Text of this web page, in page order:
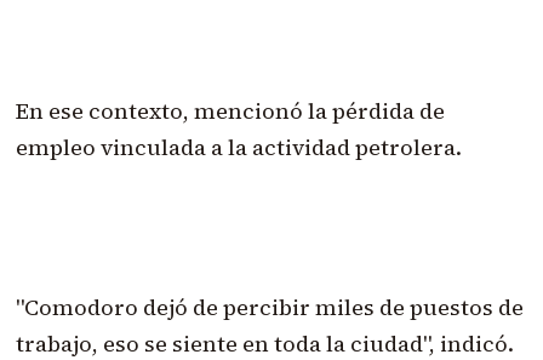
En ese contexto, mencionó la pérdida de
empleo vinculada a la actividad petrolera.
"Comodoro dejó de percibir miles de puestos de
trabajo, eso se siente en toda la ciudad", indicó.